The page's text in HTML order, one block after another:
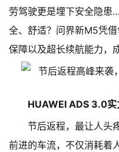
劳驾驶更是埋下安全隐
全、舒适？问界新M5凭
保障以及超长续航能力，
HUAWEI ADS 3.0实
节后返程，最让人头
前进的车流，不仅消耗着